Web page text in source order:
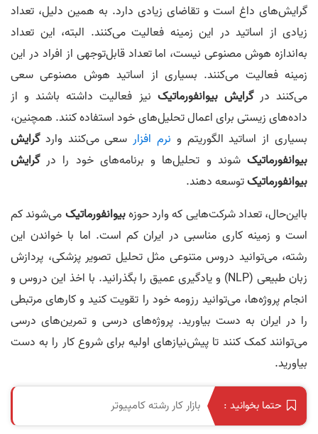
گرایش‌های داغ است و تقاضای زیادی دارد. به همین دلیل، تعداد
زیادی از اساتید در این زمینه فعالیت می‌کنند. البته، این تعداد
به‌اندازه هوش مصنوعی نیست، اما تعداد قابل‌توجهی از افراد در این
زمینه فعالیت می‌کنند. بسیاری از اساتید هوش مصنوعی سعی
می‌کنند درگرایش بیوانفورماتیک نیز فعالیت داشته باشند و از
داده‌های زیستی برای اعمال تحلیل‌های خود استفاده کنند. همچنین،
بسیاری از اساتید الگوریتم و نرم افزارسعی می‌کنند واردگرایش
بیوانفورماتیک شوند و تحلیل‌ها و برنامه‌های خود را درگرایش
بیوانفورماتیکتوسعه دهند.
بااین‌حال، تعداد شرکت‌هایی که وارد حوزهبیوانفورماتیکمی‌شوند کم
است و زمینه کاری مناسبی در ایران کم است. اما با خواندن این
رشته، می‌توانید دروس متنوعی مثل تحلیل تصویر پزشکی، پردازش
زبان طبیعی (NLP) و یادگیری عمیق را بگذرانید. با اخذ این دروس و
انجام پروژه‌ها، می‌توانید رزومه خود را تقویت کنید و کارهای مرتبطی
را در ایران به دست بیاورید. پروژه‌های درسی و تمرین‌های درسی
می‌توانند کمک کنند تا پیش‌نیازهای اولیه برای شروع کار را به دست
بیاورید.
حتما بخوانید : بازار کار رشته کامپیوتر